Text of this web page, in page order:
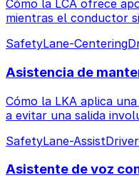
Cómo la LCA ofrece
mientras el conductor
SafetyLane-Centering
Asistencia de
Cómo la LKA aplica
a evitar una salida
SafetyLane-Assist
Asistente de voz